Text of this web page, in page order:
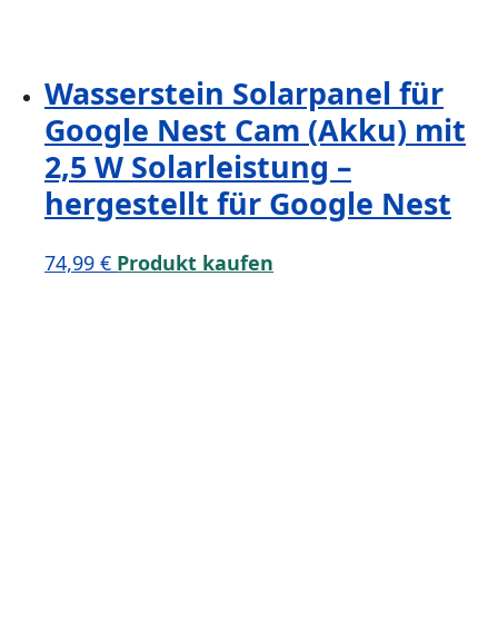
Wasserstein Solarpanel für
Google Nest Cam (Akku) mit
2,5 W Solarleistung –
hergestellt für Google Nest
74,99 € Produkt kaufen